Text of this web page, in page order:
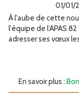
01/01/
À l'aube de cette
l'équipe de l’APAS
adresser ses vœux
En savoir plus :